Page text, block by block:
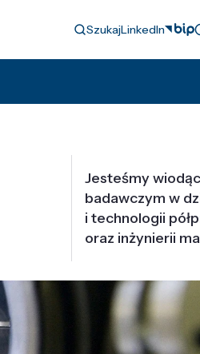
SzukajLinkedIn
Jesteśmy
badawczym w
i technologii
oraz inżynierii